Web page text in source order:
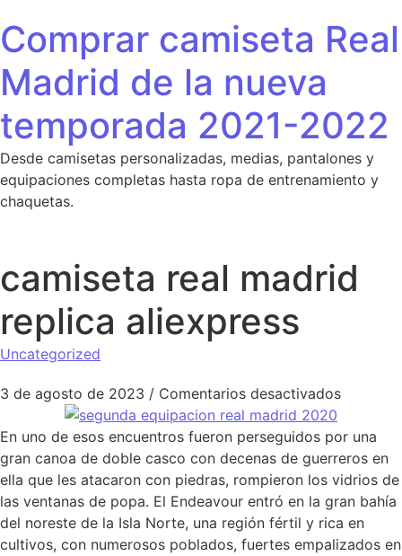
Comprar camiseta Real
Madrid de la nueva
temporada 2021-2022
Desde camisetas personalizadas, medias, pantalones y
equipaciones completas hasta ropa de entrenamiento y
chaquetas.
camiseta real madrid
replica aliexpress
Uncategorized
3 de agosto de 2023 / Comentarios desactivadosen
En uno de esos encuentros fueron perseguidos por una
gran canoa de doble casco con decenas de guerreros en
ella que les atacaron con piedras, rompieron los vidrios de
las ventanas de popa. El Endeavour entró en la gran bahía
del noreste de la Isla Norte, una región fértil y rica en
cultivos, con numerosos poblados, fuertes empalizados en